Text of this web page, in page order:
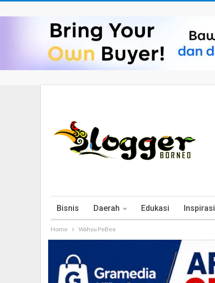
Bisnis Daerah Edukasi Inspirasi
Home Wahyu PeBee